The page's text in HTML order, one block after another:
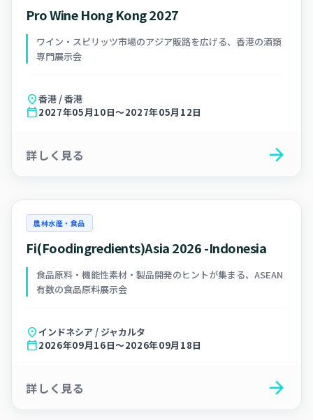
Pro Wine Hong Kong 2027
ワイン・スピリッツ市場のアジア販路を広げる、香港の酒類
専門展示会
location_on香港 / 香港
calendar_today2027年05月10日～2027年05月12日
詳しく見る arrow_forward
農林水産・食品
Fi(Foodingredients)Asia 2026 -Indonesia
食品原料・機能性素材・製品開発のヒントが集まる、ASEAN
有数の食品原料展示会
location_on インドネシア / ジャカルタ
calendar_today2026年09月16日～2026年09月18日
詳しく見る arrow_forward